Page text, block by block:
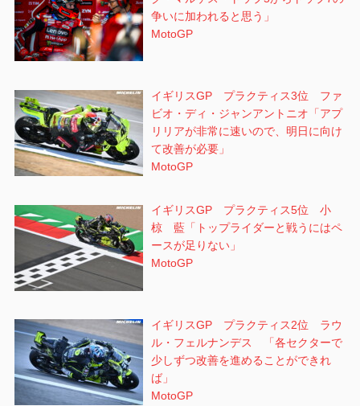
争いに加われると思う」
MotoGP
イギリスGP プラクティス3位 ファ
ビオ・ディ・ジャンアントニオ「アプ
リリアが非常に速いので、明日に向け
て改善が必要」
MotoGP
イギリスGP プラクティス5位 小
椋 藍「トップライダーと戦うにはペ
ースが足りない」
MotoGP
イギリスGP プラクティス2位 ラウ
ル・フェルナンデス 「各セクターで
少しずつ改善を進めることができれ
ば」
MotoGP